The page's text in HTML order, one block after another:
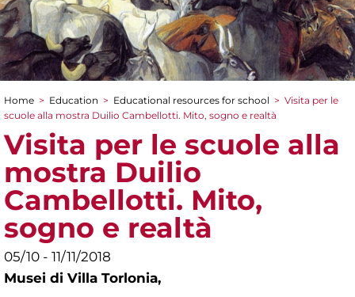
You are here
Home > Education > Educational resources for school > Visita per le
scuole alla mostra Duilio Cambellotti. Mito, sogno e realtà
Visita per le scuole alla
mostra Duilio
Cambellotti. Mito,
sogno e realtà
05/10 - 11/11/2018
Musei di Villa Torlonia,